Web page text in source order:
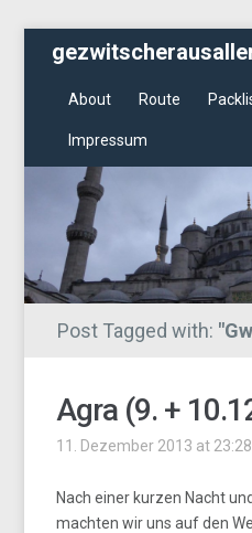
About Route
Impressum
Post Tagged with:
Agra (9. +
11. Dezember 2013 at 23:28
Nach einer kurzen Nacht
machten wir uns auf den